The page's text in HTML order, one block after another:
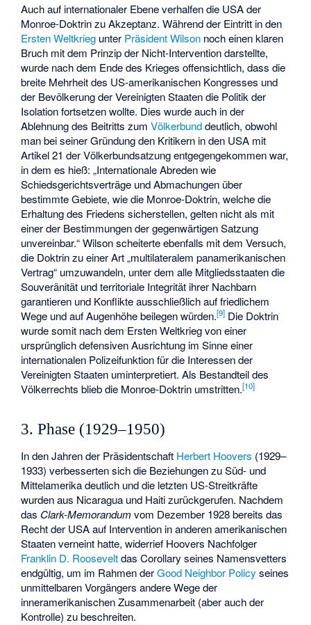
Auch auf internationaler Ebene verhalfen die USA der
Monroe-Doktrin zu Akzeptanz. Während der Eintritt in den
Ersten Weltkrieg unter Präsident Wilson noch einen klaren
Bruch mit dem Prinzip der Nicht-Intervention darstellte,
wurde nach dem Ende des Krieges offensichtlich, dass die
breite Mehrheit des US-amerikanischen Kongresses und
der Bevölkerung der Vereinigten Staaten die Politik der
Isolation fortsetzen wollte. Dies wurde auch in der
Ablehnung des Beitritts zumVölkerbunddeutlich, obwohl
man bei seiner Gründung den Kritikern in den USA mit
Artikel 21 der Völkerbundsatzung entgegengekommen war,
in dem es hieß: „Internationale Abreden wie
Schiedsgerichtsverträge und Abmachungen über
bestimmte Gebiete, wie die Monroe-Doktrin, welche die
Erhaltung des Friedens sicherstellen, gelten nicht als mit
einer der Bestimmungen der gegenwärtigen Satzung
unvereinbar.“ Wilson scheiterte ebenfalls mit dem Versuch,
die Doktrin zu einer Art „multilateralem panamerikanischen
Vertrag“ umzuwandeln, unter dem alle Mitgliedsstaaten die
Souveränität und territoriale Integrität ihrer Nachbarn
garantieren und Konflikte ausschließlich auf friedlichem
Wege und auf Augenhöhe beilegen würden.[9] Die Doktrin
wurde somit nach dem Ersten Weltkrieg von einer
ursprünglich defensiven Ausrichtung im Sinne einer
internationalen Polizeifunktion für die Interessen der
Vereinigten Staaten uminterpretiert. Als Bestandteil des
Völkerrechts blieb die Monroe-Doktrin umstritten.[10]
3. Phase (1929–1950)
In den Jahren der Präsidentschaft Herbert Hoovers (1929–
1933) verbesserten sich die Beziehungen zu Süd- und
Mittelamerika deutlich und die letzten US-Streitkräfte
wurden aus Nicaragua und Haiti zurückgerufen. Nachdem
das Clark-Memorandum vom Dezember 1928 bereits das
Recht der USA auf Intervention in anderen amerikanischen
Staaten verneint hatte, widerrief Hoovers Nachfolger
Franklin D. Rooseveltdas Corollary seines Namensvetters
endgültig, um im Rahmen derGood Neighbor Policy seines
unmittelbaren Vorgängers andere Wege der
inneramerikanischen Zusammenarbeit (aber auch der
Kontrolle) zu beschreiten.